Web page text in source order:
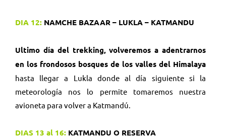
DIA 12: NAMCHE BAZAAR – LUKLA – KATMANDU
Ultimo día del trekking, volveremos a adentrarnos
en los frondosos bosques de los valles del Himalaya
hasta llegar a Lukla donde al día siguiente si la
meteorología nos lo permite tomaremos nuestra
avioneta para volver a Katmandú.
DIAS 13 al 16: KATMANDU O RESERVA